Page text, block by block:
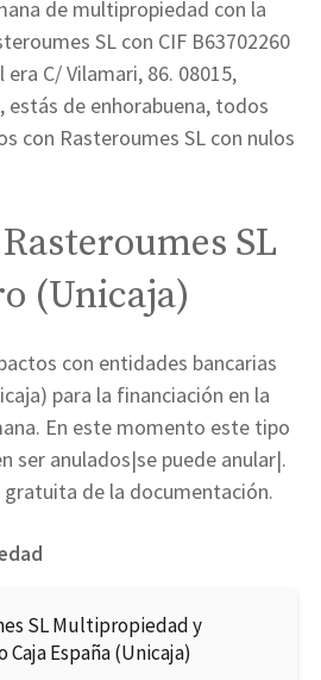
de multipropiedad con la
SL con CIF B63702260
C/ Vilamari, 86. 08015,
estás de enhorabuena, todos
con Rasteroumes SL con nulos
SL
(Unicaja)
con entidades bancarias
para la financiación en la
En este momento este tipo
ser anulados|se puede anular|.
de la documentación.
SL Multipropiedad y
España (Unicaja)